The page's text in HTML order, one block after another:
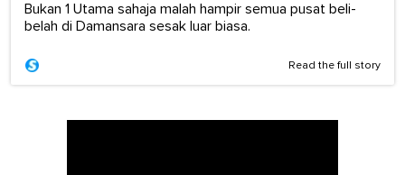
Bukan 1 Utama sahaja malah hampir semua pusat beli-
belah di Damansara sesak luar biasa.
Read the full story